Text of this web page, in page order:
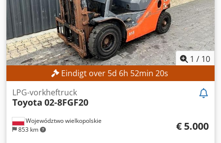
1 / 10
Eindigt over 5d 6h 52min 18s
Województwo wielkopolskie
853 km
LPG-vorkheftruck
Toyota 02-8FGF20
€ 5.000